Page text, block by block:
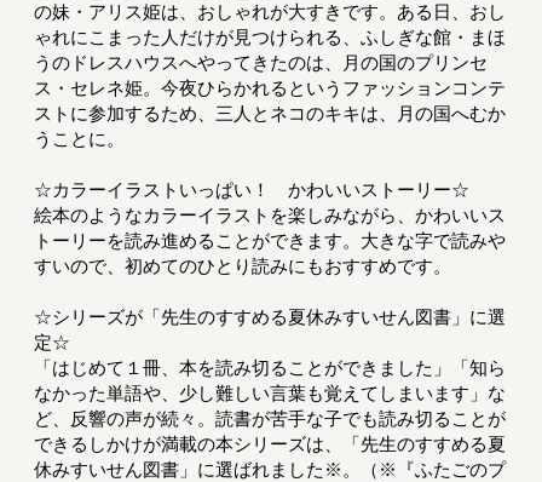
の妹・アリス姫は、おしゃれが大すきです。ある日、おし
ゃれにこまった人だけが見つけられる、ふしぎな館・まほ
うのドレスハウスへやってきたのは、月の国のプリンセ
ス・セレネ姫。今夜ひらかれるというファッションコンテ
ストに参加するため、三人とネコのキキは、月の国へむか
うことに。
☆カラーイラストいっぱい！ かわいいストーリー☆
絵本のようなカラーイラストを楽しみながら、かわいいス
トーリーを読み進めることができます。大きな字で読みや
すいので、初めてのひとり読みにもおすすめです。
☆シリーズが「先生のすすめる夏休みすいせん図書」に選
定☆
「はじめて１冊、本を読み切ることができました」「知ら
なかった単語や、少し難しい言葉も覚えてしまいます」な
ど、反響の声が続々。読書が苦手な子でも読み切ることが
できるしかけが満載の本シリーズは、「先生のすすめる夏
休みすいせん図書」に選ばれました※。（※『ふたごのプ